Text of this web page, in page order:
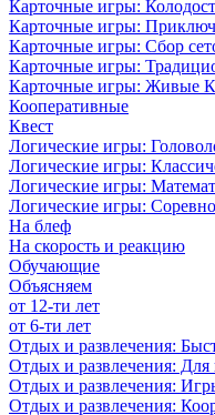
Карточные игры:
Карточные игры:
Карточные игры: Сбор
Карточные игры:
Карточные игры: Живые
Кооперативные
Квест
Логические игры:
Логические игры:
Логические игры:
Логические игры:
На блеф
На скорость и реакцию
Обучающие
Объясняем
от 12-ти лет
от 6-ти лет
Отдых и развлечения:
Отдых и развлечения: Для
Отдых и развлечения:
Отдых и развлечения: